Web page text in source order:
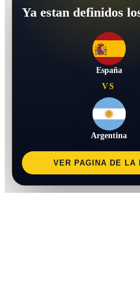
Ya estan definidos
España
VS
Argentina
VER PAGINA DE LA